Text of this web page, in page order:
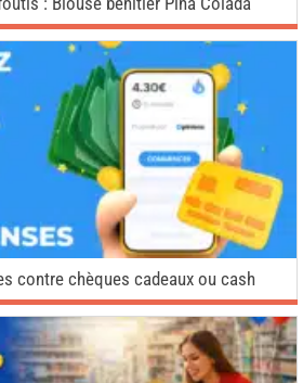
contre chèques cadeaux ou cash